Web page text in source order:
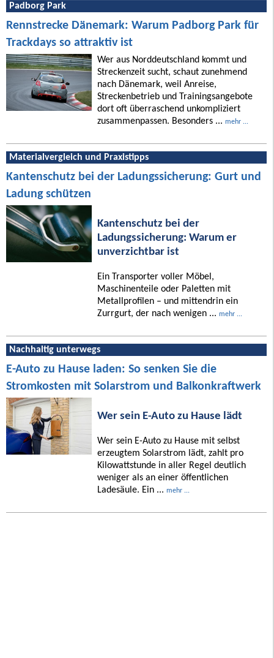
Padborg Park
Rennstrecke Dänemark: Warum Padborg Park für
Trackdays so attraktiv ist
Wer aus Norddeutschland kommt und
Streckenzeit sucht, schaut zunehmend
nach Dänemark, weil Anreise,
Streckenbetrieb und Trainingsangebote
dort oft überraschend unkompliziert
zusammenpassen. Besonders ... mehr ...
Materialvergleich und Praxistipps
Kantenschutz bei der Ladungssicherung: Gurt und
Ladung schützen
Kantenschutz bei der
Ladungssicherung: Warum er
unverzichtbar ist
Ein Transporter voller Möbel,
Maschinenteile oder Paletten mit
Metallprofilen – und mittendrin ein
Zurrgurt, der nach wenigen ... mehr ...
Nachhaltig unterwegs
E-Auto zu Hause laden: So senken Sie die
Stromkosten mit Solarstrom und Balkonkraftwerk
Wer sein E-Auto zu Hause lädt
Wer sein E-Auto zu Hause mit selbst
erzeugtem Solarstrom lädt, zahlt pro
Kilowattstunde in aller Regel deutlich
weniger als an einer öffentlichen
Ladesäule. Ein ... mehr ...